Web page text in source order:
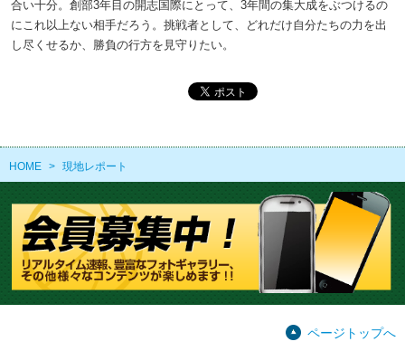
合い十分。創部3年目の開志国際にとって、3年間の集大成をぶつけるの
にこれ以上ない相手だろう。挑戦者として、どれだけ自分たちの力を出
し尽くせるか、勝負の行方を見守りたい。
HOME > 現地レポート
ページトップへ